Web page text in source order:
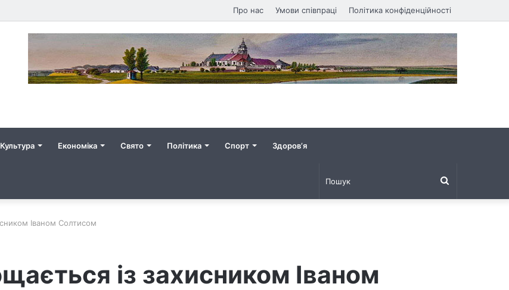
Про нас Умови співпраці Політика конфіденційності
Культура Економіка Свято Політика Спорт Здоров’я
Іваном Солтисом
із захисником Іваном